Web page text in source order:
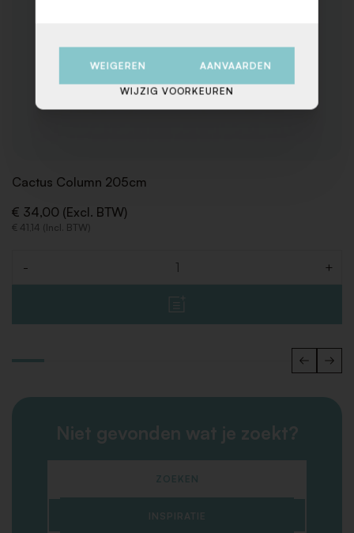
Cactus Column 205cm
€ 34,00 (Excl. BTW)
€ 41,14 (Incl. BTW)
- +
Niet gevonden wat je zoekt?
ZOEKEN
INSPIRATIE
WEIGEREN AANVAARDEN
WIJZIG VOORKEUREN